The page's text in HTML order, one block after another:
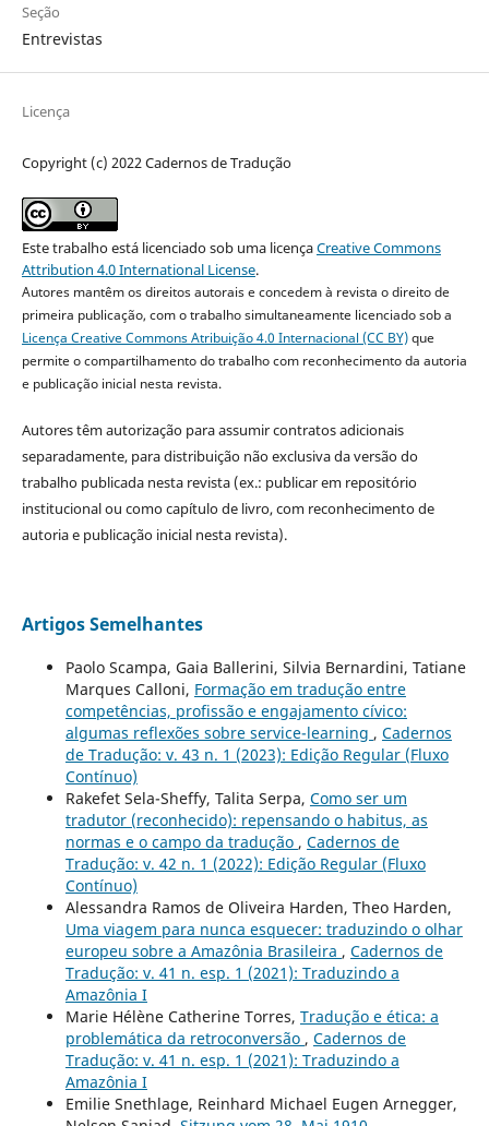
Seção
Entrevistas
Licença
Copyright (c) 2022 Cadernos de Tradução
Este trabalho está licenciado sob uma licençaCreative Commons
Attribution 4.0 International License.
Autores mantêm os direitos autorais e concedem à revista o direito de
primeira publicação, com o trabalho simultaneamente licenciado sob a
Licença Creative Commons Atribuição 4.0 Internacional (CC BY)que
permite o compartilhamento do trabalho com reconhecimento da autoria
e publicação inicial nesta revista.
Autores têm autorização para assumir contratos adicionais
separadamente, para distribuição não exclusiva da versão do
trabalho publicada nesta revista (ex.: publicar em repositório
institucional ou como capítulo de livro, com reconhecimento de
autoria e publicação inicial nesta revista).
Artigos Semelhantes
Paolo Scampa, Gaia Ballerini, Silvia Bernardini, Tatiane
Marques Calloni, Formação em tradução entre
competências, profissão e engajamento cívico:
algumas reflexões sobre service-learning , Cadernos
de Tradução: v. 43 n. 1 (2023): Edição Regular (Fluxo
Contínuo)
Rakefet Sela-Sheffy, Talita Serpa, Como ser um
tradutor (reconhecido): repensando o habitus, as
normas e o campo da tradução , Cadernos de
Tradução: v. 42 n. 1 (2022): Edição Regular (Fluxo
Contínuo)
Alessandra Ramos de Oliveira Harden, Theo Harden,
Uma viagem para nunca esquecer: traduzindo o olhar
europeu sobre a Amazônia Brasileira , Cadernos de
Tradução: v. 41 n. esp. 1 (2021): Traduzindo a
Amazônia I
Marie Hélène Catherine Torres, Tradução e ética: a
problemática da retroconversão , Cadernos de
Tradução: v. 41 n. esp. 1 (2021): Traduzindo a
Amazônia I
Emilie Snethlage, Reinhard Michael Eugen Arnegger,